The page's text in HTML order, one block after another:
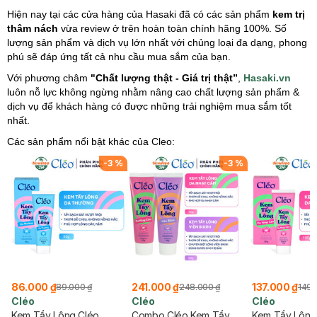
Hiện nay tại các cửa hàng của Hasaki đã có các sản phẩm kem trị
thâm nách vừa review ở trên hoàn toàn chính hãng 100%. Số
lượng sản phẩm và dịch vụ lớn nhất với chủng loại đa dạng, phong
phú sẽ đáp ứng tất cả nhu cầu mua sắm của bạn.
Với phương châm "Chất lượng thật - Giá trị thật”
Hasaki.vn
luôn nỗ lực không ngừng nhằm nâng cao chất lượng sản phẩm &
dịch vụ để khách hàng có được những trải nghiệm mua sắm tốt
nhất.
Các sản phẩm nổi bật khác của Cleo:
-3 %
86.000 ₫89.000 ₫
Cléo
-3 %
241.000 ₫248.000 ₫
Cléo
137.000 ₫
Cléo